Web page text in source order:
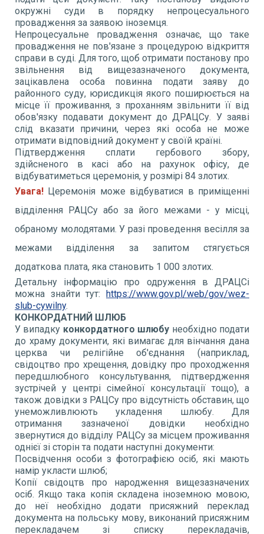
окружні суди в порядку непроцесуального
провадження за заявою іноземця.
Непроцесуальне провадження означає, що таке
провадження не пов'язане з процедурою відкриття
справи в суді. Для того, щоб отримати постанову про
звільнення від вищезазначеного документа,
зацікавлена особа повинна подати заяву до
районного суду, юрисдикція якого поширюється на
місце її проживання, з проханням звільнити її від
обов'язку подавати документ до ДРАЦСу. У заяві
слід вказати причини, через які особа не може
отримати відповідний документ у своїй країні.
Підтвердження сплати гербового збору,
здійсненого в касі або на рахунок офісу, де
відбуватиметься церемонія, у розмірі 84 злотих.
Увага! Церемонія може відбуватися в приміщенні
відділення РАЦСу або за його межами - у місці,
обраному молодятами. У разі проведення весілля за
межами відділення за запитом стягується
додаткова плата, яка становить 1 000 злотих.
Детальну інформацію про одруження в ДРАЦСі
можна знайти тут: https://www.gov.pl/web/gov/wez-
slub-cywilny.
КОНКОРДАТНИЙ ШЛЮБ
У випадку конкордатного шлюбу необхідно подати
до храму документи, які вимагає для вінчання дана
церква чи релігійне об'єднання (наприклад,
свідоцтво про хрещення, довідку про проходження
передшлюбного консультування, підтвердження
зустрічей у центрі сімейної консультації тощо), а
також довідки з РАЦСу про відсутність обставин, що
унеможливлюють укладення шлюбу. Для
отримання зазначеної довідки необхідно
звернутися до відділу РАЦСу за місцем проживання
однієї зі сторін та подати наступні документи:
Посвідчення особи з фотографією осіб, які мають
намір укласти шлюб;
Копії свідоцтв про народження вищезазначених
осіб. Якщо така копія складена іноземною мовою,
до неї необхідно додати присяжний переклад
документа на польську мову, виконаний присяжним
перекладачем зі списку перекладачів,